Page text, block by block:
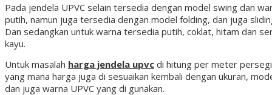
Pada jendela UPVC selain tersedia dengan model swing dan
putih, namun juga tersedia dengan model folding, dan juga
Dan sedangkan untuk warna tersedia putih, coklat, hitam dan
kayu.
Untuk masalah harga jendela upvc di hitung per meter persegi
yang mana harga juga di sesuaikan kembali dengan ukuran,
dan juga warna UPVC yang di gunakan.